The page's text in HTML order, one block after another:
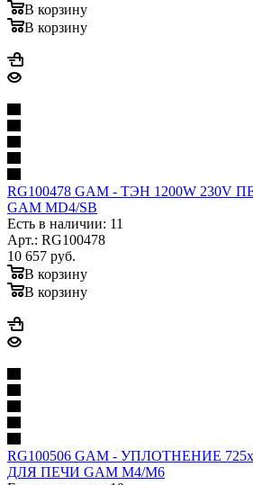
В корзину
В корзину
RG100478 GAM - ТЭН 1200W
GAM MD4/SB
Есть в наличии: 11
Арт.: RG100478
10 657 руб.
В корзину
В корзину
RG100506 GAM - УПЛОТНЕНИЕ
ДЛЯ ПЕЧИ GAM M4/M6